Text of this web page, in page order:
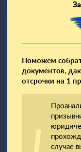
Поможем
документов,
отсрочки на 1
случае